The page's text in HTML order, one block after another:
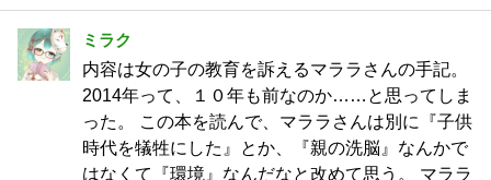
ミラク
内容は女の子の教育を訴えるマララさんの手記。
2014年って、１０年も前なのか……と思ってしま
った。 この本を読んで、マララさんは別に『子供
時代を犠牲にした』とか、『親の洗脳』なんかで
はなくて『環境』なんだなと改めて思う。 マララ